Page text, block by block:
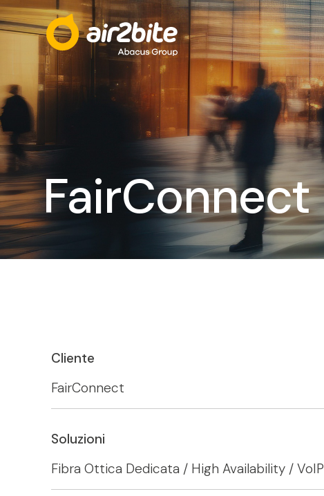
FairConnect
Cliente
FairConnect
Soluzioni
Fibra Ottica Dedicata / High Availability / VoIP